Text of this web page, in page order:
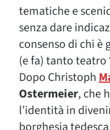
tematiche e
senza dare
consenso di chi è
(e fa) tanto teatro
Dopo Christoph
Ostermeier, che
l’identità in